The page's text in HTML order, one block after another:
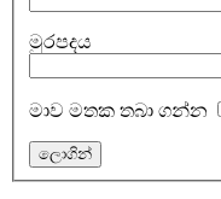
මුරපදය
මාව මතක තබා ගන්න